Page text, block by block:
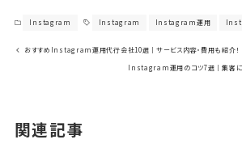
c
e
b
it
te
r
e c
k
Instagram Instagram Instagram運用
おすすめInstagram運用代行会社10選｜サービス内容・費用も紹介！
Instagram運用のコツ7選｜集客に
関連記事